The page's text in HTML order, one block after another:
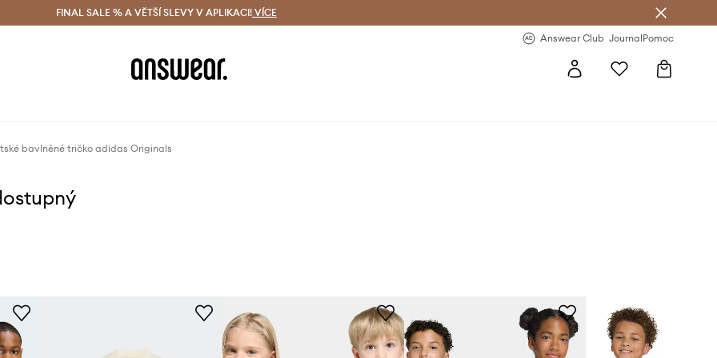
zdarma (od 1800 Kč) Doručení i do 24 h
FINAL SALE % A VĚTŠÍ SLEVY V APLIKACI! VÍCE
Answear Club JournalPomoc
bavlněné tričko adidas Originals